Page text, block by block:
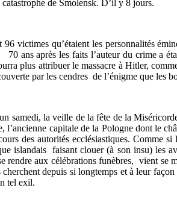
de Smolensk. D’il y 8 jours.
victimes qu’étaient les personnalités
ans après les faits l’auteur du crime a
plus attribuer le massacre à Hitler,
par les cendres de l’énigme que les
samedi, la veille de la fête de la
capitale de la Pologne dont le
des autorités ecclésiastiques.
islandais faisant clouer (à son insu) les
rendre aux célébrations funèbres, vient
depuis si longtemps et à leur
tel exil.